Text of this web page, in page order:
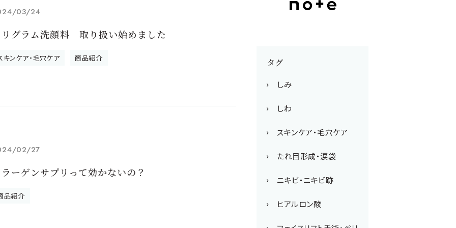
03/24
グラム洗顔料 取り扱い始めました
キンケア・毛穴ケア 商品紹介
02/27
ーゲンサプリって効かないの？
品紹介
タグ
しみ
しわ
スキンケア・毛穴ケア
たれ目形成・涙袋
ニキビ・ニキビ跡
ヒアルロン酸